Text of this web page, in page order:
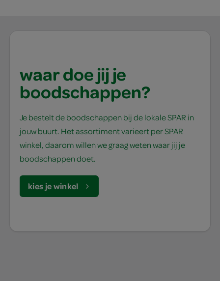
waar doe jij je
boodschappen?
Je bestelt de boodschappen bij de lokale SPAR in
jouw buurt. Het assortiment varieert per SPAR
winkel, daarom willen we graag weten waar jij je
boodschappen doet.
kies je winkel